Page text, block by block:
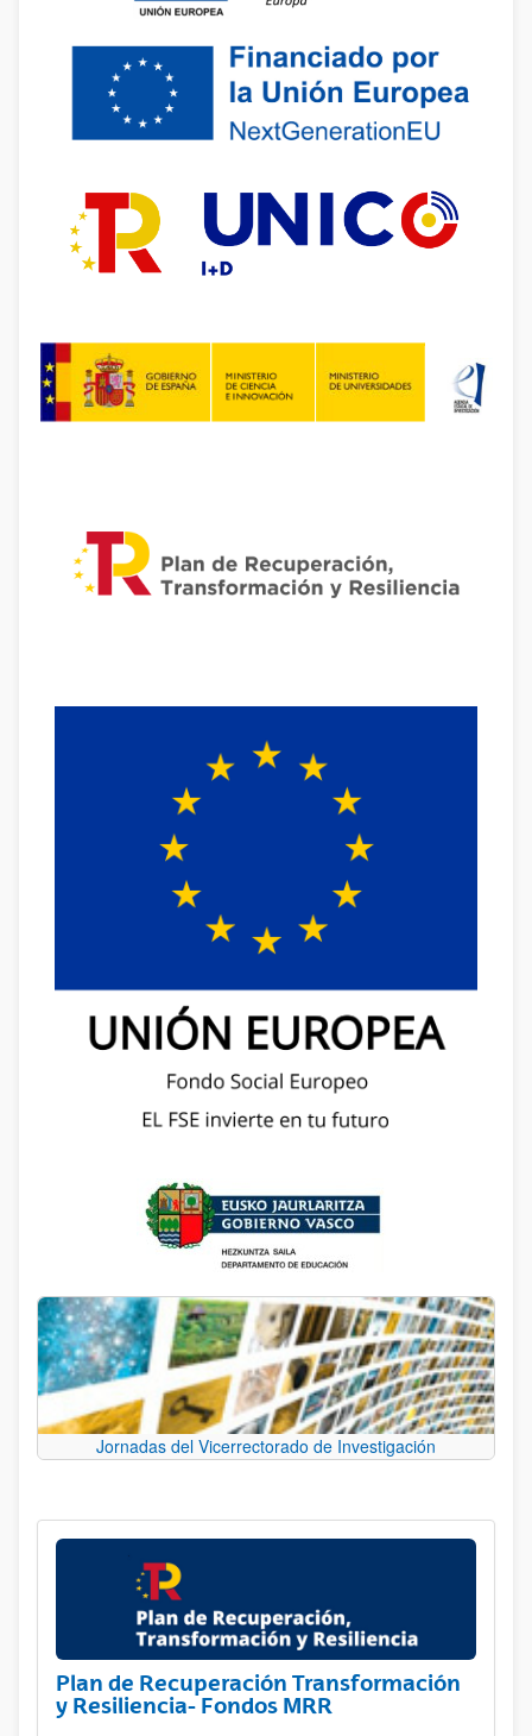
Jornadas del Vicerrectorado de Investigación
Plan de Recuperación Transformación
y Resiliencia- Fondos MRR